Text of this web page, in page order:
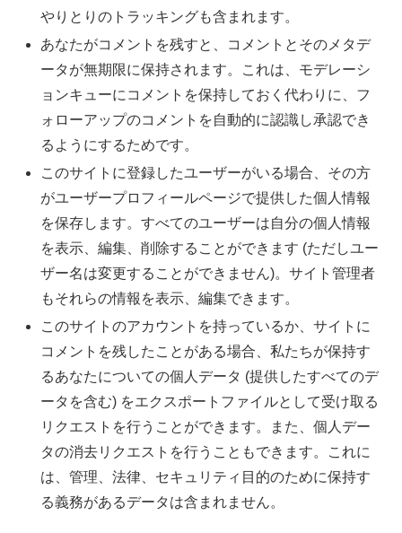
やりとりのトラッキングも含まれます。
あなたがコメントを残すと、コメントとそのメタデ
ータが無期限に保持されます。これは、モデレーシ
ョンキューにコメントを保持しておく代わりに、フ
ォローアップのコメントを自動的に認識し承認でき
るようにするためです。
このサイトに登録したユーザーがいる場合、その方
がユーザープロフィールページで提供した個人情報
を保存します。すべてのユーザーは自分の個人情報
を表示、編集、削除することができます (ただしユー
ザー名は変更することができません)。サイト管理者
もそれらの情報を表示、編集できます。
このサイトのアカウントを持っているか、サイトに
コメントを残したことがある場合、私たちが保持す
るあなたについての個人データ (提供したすべてのデ
ータを含む) をエクスポートファイルとして受け取る
リクエストを行うことができます。また、個人デー
タの消去リクエストを行うこともできます。これに
は、管理、法律、セキュリティ目的のために保持す
る義務があるデータは含まれません。